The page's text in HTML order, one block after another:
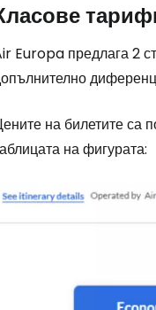
Europa предлага 2
на билетите са
на фигурата: